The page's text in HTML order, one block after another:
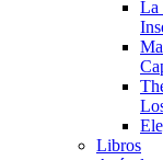
La
Libros